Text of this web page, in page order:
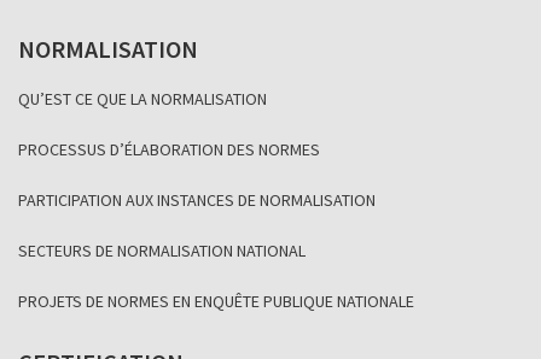
NORMALISATION
QU’EST CE QUE LA NORMALISATION
PROCESSUS D’ÉLABORATION DES NORMES
PARTICIPATION AUX INSTANCES DE NORMALISATION
SECTEURS DE NORMALISATION NATIONAL
PROJETS DE NORMES EN ENQUÊTE PUBLIQUE NATIONALE